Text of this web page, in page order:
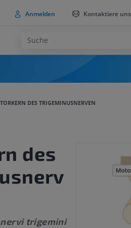
Anmelden Kontaktiere uns
DES TRIGEMINUSNERVEN
des
trigemini